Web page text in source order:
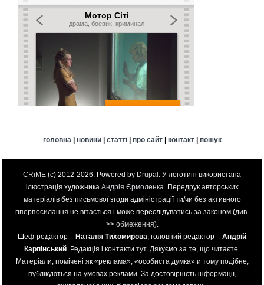
головна | новини| статті| про сайт| контакт| пошук
CRiME (c) 2012-2026. Powered by Drupal . У логотипі використана
ілюстрація художника Андрія Єрмоленка . Передрук авторських
матеріалів без письмової згоди адміністрації ти/чи без активного
гіперпосилання не вітається і може переслідуватись за законом (див.
>> обмеження).
Шеф-редактор – Наталія Тихомирова , головний редактор – Андрій
Карпінський . Редакція і контакти тут. Дякуємо за те, що читаєте.
Матеріали, помічені як «реклама», «особиста думка» и тому подібне,
публікуються на умовах реклами. За достовірність інформації,